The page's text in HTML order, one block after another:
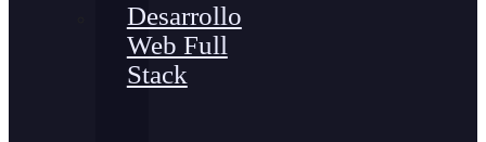
Desarrollo
Web Full
Stack